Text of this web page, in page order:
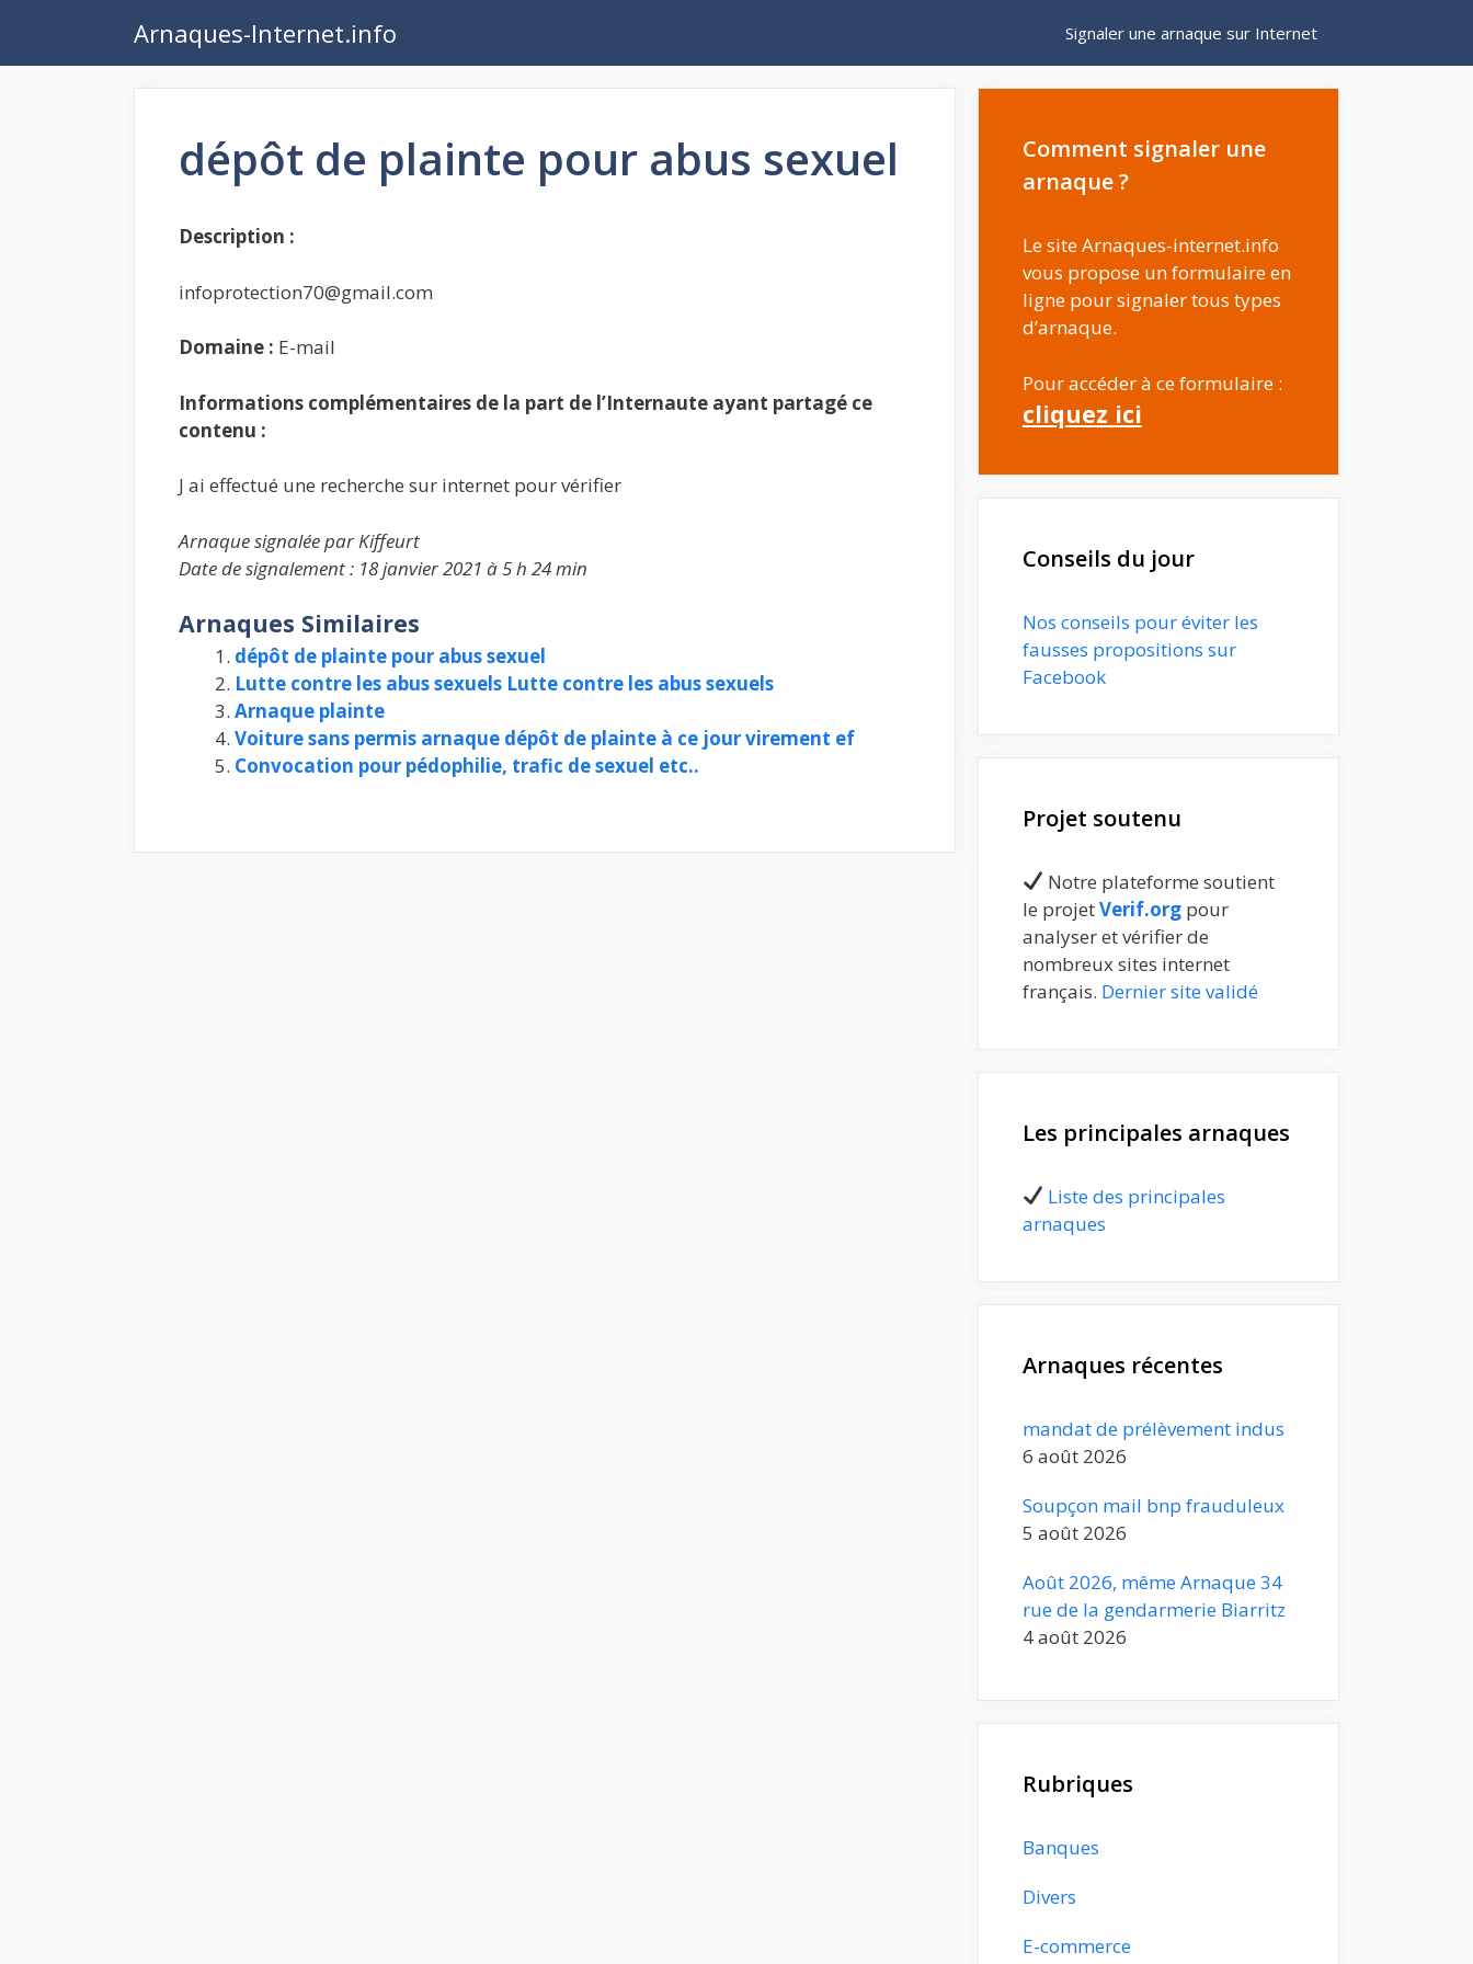
contenu
Arnaques-Internet.info Signaler une arnaque sur Internet
dépôt de plainte pour abus sexuel
Description :
infoprotection70@gmail.com
Domaine : E-mail
Informations complémentaires de la part de l’Internaute ayant partagé ce
contenu :
J ai effectué une recherche sur internet pour vérifier
Arnaque signalée par Kiffeurt
Date de signalement : 18 janvier 2021 à 5 h 24 min
Arnaques Similaires
dépôt de plainte pour abus sexuel
Lutte contre les abus sexuels Lutte contre les abus sexuels
Arnaque plainte
Voiture sans permis arnaque dépôt de plainte à ce jour virement ef
Convocation pour pédophilie, trafic de sexuel etc..
Comment signaler une
arnaque ?
Le site Arnaques-internet.info
vous propose un formulaire en
ligne pour signaler tous types
d’arnaque.
Pour accéder à ce formulaire :
cliquez ici
Conseils du jour
Nos conseils pour éviter les
fausses propositions sur
Facebook
Projet soutenu
Notre plateforme soutient
le projetVerif.org pour
analyser et vérifier de
nombreux sites internet
français. Dernier site validé
Les principales arnaques
Liste des principales
arnaques
Arnaques récentes
mandat de prélèvement indus
6 août 2026
Soupçon mail bnp frauduleux
5 août 2026
Août 2026, même Arnaque 34
rue de la gendarmerie Biarritz
4 août 2026
Rubriques
Banques
Divers
E-commerce